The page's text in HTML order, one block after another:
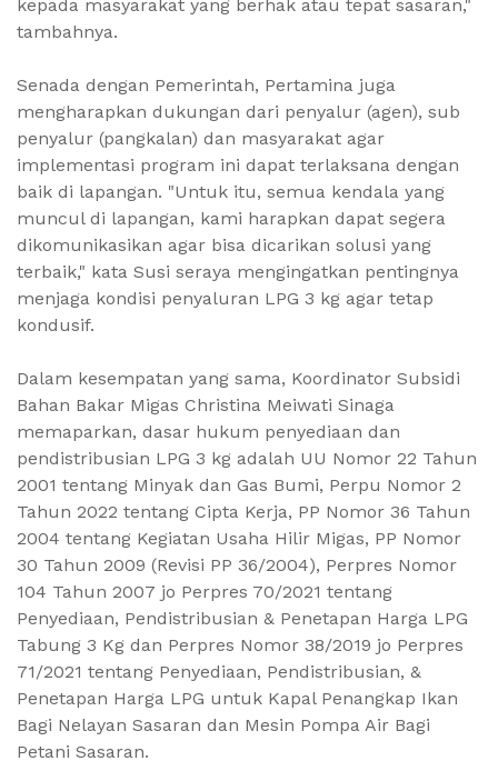
kepada masyarakat yang berhak atau tepat sasaran,"
tambahnya.
Senada dengan Pemerintah, Pertamina juga
mengharapkan dukungan dari penyalur (agen), sub
penyalur (pangkalan) dan masyarakat agar
implementasi program ini dapat terlaksana dengan
baik di lapangan. "Untuk itu, semua kendala yang
muncul di lapangan, kami harapkan dapat segera
dikomunikasikan agar bisa dicarikan solusi yang
terbaik," kata Susi seraya mengingatkan pentingnya
menjaga kondisi penyaluran LPG 3 kg agar tetap
kondusif.
Dalam kesempatan yang sama, Koordinator Subsidi
Bahan Bakar Migas Christina Meiwati Sinaga
memaparkan, dasar hukum penyediaan dan
pendistribusian LPG 3 kg adalah UU Nomor 22 Tahun
2001 tentang Minyak dan Gas Bumi, Perpu Nomor 2
Tahun 2022 tentang Cipta Kerja, PP Nomor 36 Tahun
2004 tentang Kegiatan Usaha Hilir Migas, PP Nomor
30 Tahun 2009 (Revisi PP 36/2004), Perpres Nomor
104 Tahun 2007 jo Perpres 70/2021 tentang
Penyediaan, Pendistribusian & Penetapan Harga LPG
Tabung 3 Kg dan Perpres Nomor 38/2019 jo Perpres
71/2021 tentang Penyediaan, Pendistribusian, &
Penetapan Harga LPG untuk Kapal Penangkap Ikan
Bagi Nelayan Sasaran dan Mesin Pompa Air Bagi
Petani Sasaran.